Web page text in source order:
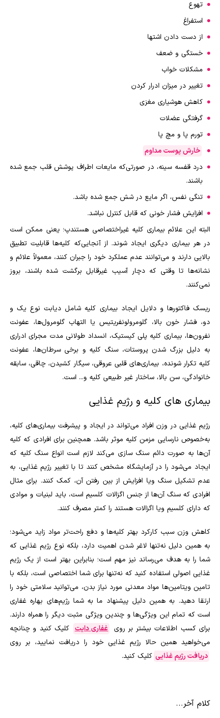
تهوع
استفراغ
از دست دادن اشتها
خستگی و ضعف
مشکلات خواب
تغییر در میزان ادرار کردن
کاهش هوشیاری مغزی
گرفتگی عضلات
تورم پا و مچ پا
خارش پوست مداوم
درد قفسه سینه، در صورتی‌که مایعات اطراف پوشش قلب جمع شده
باشند.
تنگی نفس، اگر مایع در شش جمع شده باشد.
افزایش فشار خونی که قابل کنترل نباشد.
البته این علائم بیماری کلیه غیراختصاصی هستندپ؛ یعنی ممکن است
در هر بیماری دیگری ایجاد شوند. از آنجایی‌که کلیه‌ها قابلیت تطبیق
بالایی دارند و می‌توانند عدم عملکرد خود را جبران کنند، معمولاً علائم و
نشانه‌ها تا وقتی که دچار آسیب غیرقابل برگشت شده باشند، بروز
نمی‌کنند.
ریسک فاکتورها و دلایل ایجاد بیماری کلیه شامل دیابت نوع یک و
دو، فشار خون بالا، گلومرولونفریتیس یا التهاب گلومرول‌ها، عفونت
نفرون‌ها، بیماری کلیه پلی کیستیک، انسداد طولانی مدت مجرای ادراری
به دلیل بزرگ شدن پروستات، سنگ کلیه و برخی سرطان‌ها، عفونت
کلیه تکرار شونده، بیماری‌های قلبی عروقی، سیگار کشیدن، چاقی، سابقه
خانوادگی، سن بالا، ساختار غیر طبیعی کلیه و... است.
بیماری های کلیه و رژیم غذایی
رژیم غذایی در وزن افراد می‌تواند در ایجاد و پیشرفت بیماری‌های کلیه،
به‌خصوص نارسایی مزمن کلیه موثر باشد. همچنین برای افرادی که کلیه
آن‌ها به صورت دائم سنگ سازی می‌کند لازم است انواع سنگ کلیه که
ایجاد می‌شود را در آزمایشگاه مشخص کنند تا با تغییر رژیم غذایی، به
عدم تشکیل سنگ ویا افزایش از بین رفتن آن، کمک کنند. برای مثال
افرادی که سنگ آن‌ها از جنس اگزالات کلسیم است، باید لبنیات و موادی
که دارای کلسیم ویا اگزالات هستند را کمتر مصرف کنند.
کاهش وزن سبب کارکرد بهتر کلیه‌ها و دفع راحت‌تر مواد زاید می‌شود؛
به همین دلیل نه‌تنها لاغر شدن اهمیت دارد، بلکه نوع رژیم غذایی که
شما را به هدف می‌رساند نیز مهم است؛ بنابراین بهتر است از یک رژیم
غذایی اصولی استفاده کنید که نه‌تنها برای شما اختصاصی است، بلکه با
تامین ویتامین‌ها مواد معدنی مورد نیاز بدن، می‌توانید سلامتی خود را
ارتقا دهید. به همین دلیل پیشنهاد ما به شما رژیم‌های بهاره غفاری
است که تمام این ویژگی‌ها و چندین ویژگی مثبت دیگر را همراه دارند.
برای کسب اطلاعات بیشتر بر روی غفاری دایت کلیک کنید و چنانچه
می‌خواهید همین حالا رژیم غذایی خود را دریافت نمایید، بر روی
دریافت رژیم غذایی کلیک کنید.
کلام آخر...